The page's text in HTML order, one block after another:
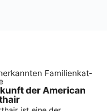
Fami­li­en­kat­
der Ame­ri­can